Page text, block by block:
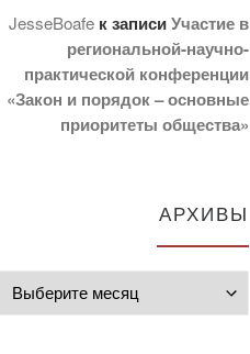
JesseBoafe к записиУчастие в
региональной-научно-
практической конференции
«Закон и порядок – основные
приоритеты общества»
АРХИВЫ